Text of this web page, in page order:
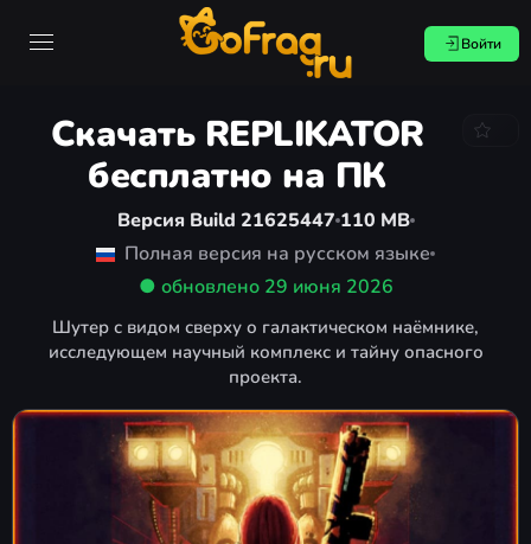
Войти
Скачать REPLIKATOR
бесплатно на ПК
Версия Build 21625447 110 MB
Полная версия на русском языке
● обновлено 29 июня 2026
Шутер с видом сверху о галактическом наёмнике,
исследующем научный комплекс и тайну опасного
проекта.